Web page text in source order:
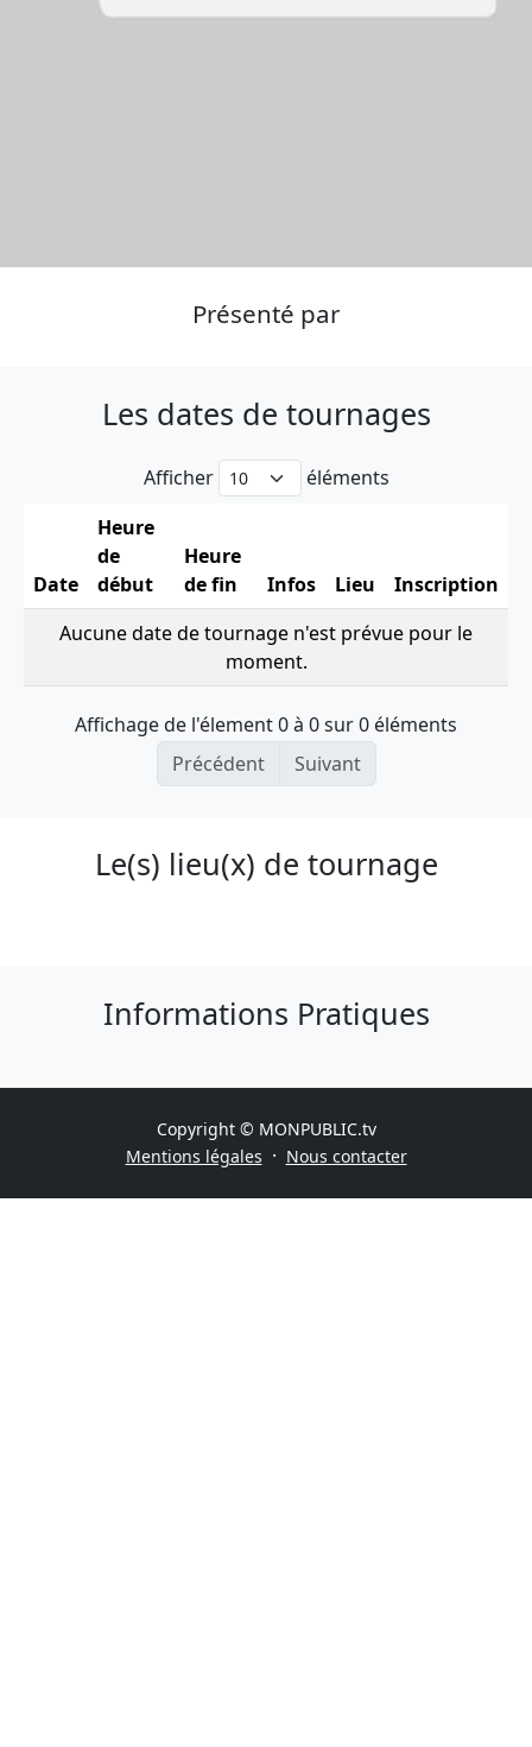
Présenté par
Les dates de tournages
Afficher éléments
Date
Heure
de
début
Heure
de fin
Infos Lieu
Inscription
Aucune date de tournage n'est prévue pour le
moment.
Affichage de l'élement 0 à 0 sur 0 éléments
Précédent
Suivant
Le(s) lieu(x) de tournage
Informations Pratiques
Copyright © MONPUBLIC.tv
Mentions légales · Nous contacter